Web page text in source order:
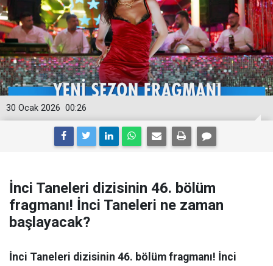
00:26
30 Ocak 2026
İnci Taneleri dizisinin 46. bölüm
fragmanı! İnci Taneleri ne zaman
başlayacak?
İnci Taneleri dizisinin 46. bölüm fragmanı! İnci